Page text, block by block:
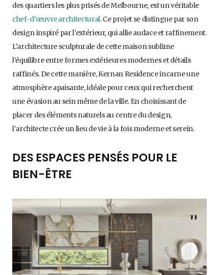
des quartiers les plus prisés de Melbourne, est un véritable
chef-d’œuvre architectural. Ce projet se distingue par son
design inspiré par l’extérieur, qui allie audace et raffinement.
L’architecture sculpturale de cette maison sublime
l’équilibre entre formes extérieures modernes et détails
raffinés. De cette manière, Kernan Residence incarne une
atmosphère apaisante, idéale pour ceux qui recherchent
une évasion au sein même de la ville. En choisissant de
placer des éléments naturels au centre du design,
l’architecte crée un lieu de vie à la fois moderne et serein.
DES ESPACES PENSÉS POUR LE
BIEN-ÊTRE